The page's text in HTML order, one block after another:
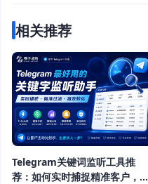
相关推荐
Telegram关键词监听工具推
荐：如何实时捕捉精准客户，提